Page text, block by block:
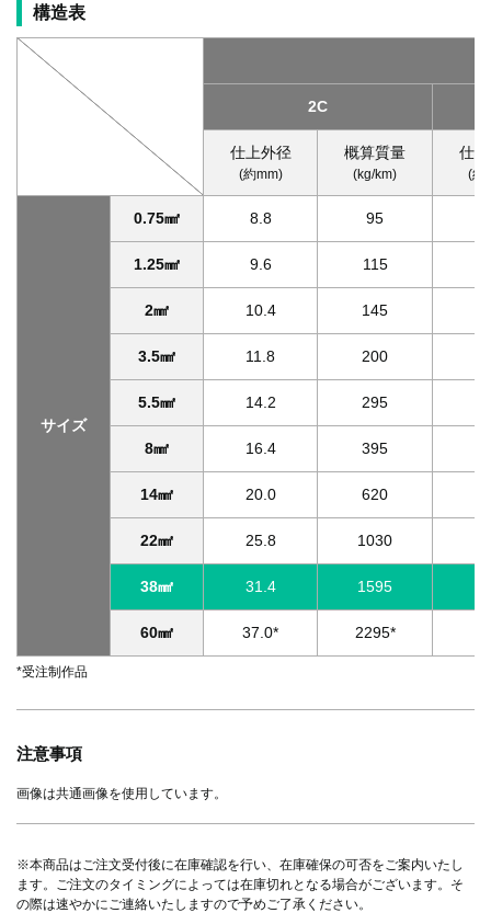
構造表
2C
仕上外径
(約mm)
概算質量
(kg/km)
仕
(約
サイズ
0.75㎟ 8.8 95
1.25㎟ 9.6 115
2㎟ 10.4 145
3.5㎟ 11.8 200
5.5㎟ 14.2 295
8㎟ 16.4 395
14㎟ 20.0 620
22㎟ 25.8 1030
38㎟ 31.4 1595
60㎟ 37.0* 2295*
*受注制作品
注意事項
画像は共通画像を使用しています。
※本商品はご注文受付後に在庫確認を行い、在庫確保の可否をご案内いたし
ます。ご注文のタイミングによっては在庫切れとなる場合がございます。そ
の際は速やかにご連絡いたしますので予めご了承ください。